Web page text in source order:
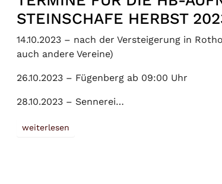
STEINSCHAFE HERBST
14.10.2023 – nach der Versteigerung in
auch andere Vereine)
26.10.2023 – Fügenberg ab 09:00 Uhr
28.10.2023 – Sennerei…
weiterlesen